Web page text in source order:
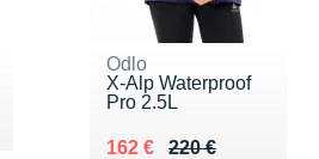
Odlo
X-Alp Waterproof
Pro 2.5L
220 €
Au lieu de 220 €
162 €
Vendu 162 €